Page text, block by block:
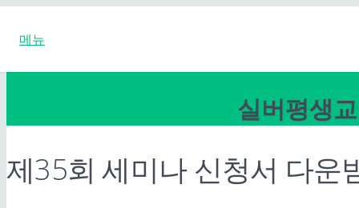
메뉴
실버평생
제35회 세미나 신청서 다운